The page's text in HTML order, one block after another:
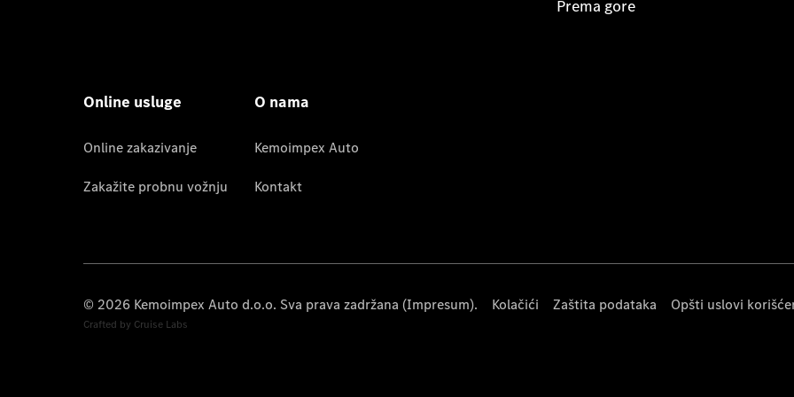
Prema gore
Online usluge
Online zakazivanje
Zakažite probnu vožnju
O nama
Kemoimpex Auto
Kontakt
© 2026 Kemoimpex Auto d.o.o. Sva prava zadržana (Impresum). Kolačići Zaštita podataka Opšti uslovi
Crafted by Cruise Labs